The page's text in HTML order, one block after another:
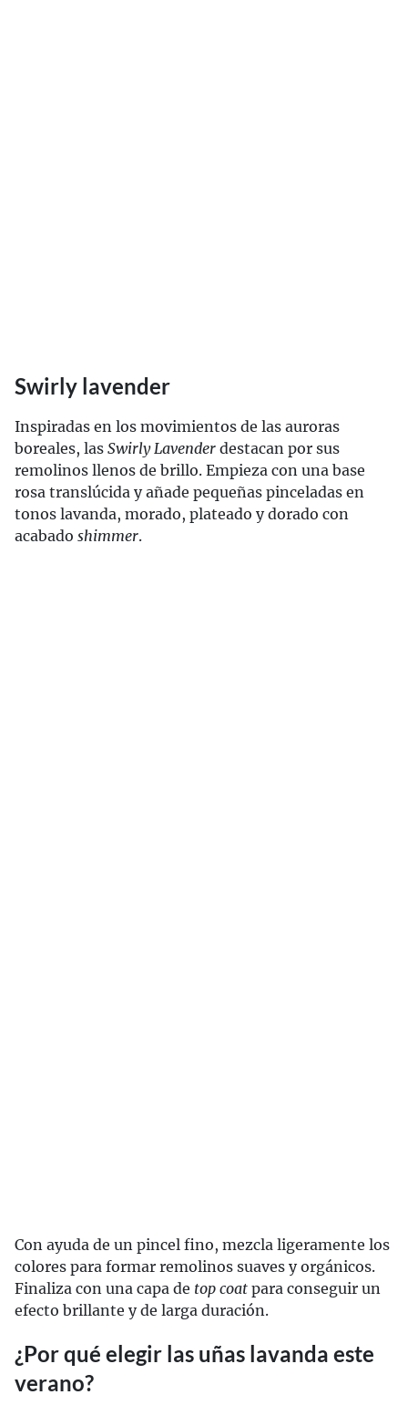
Swirly lavender
Inspiradas en los movimientos de las auroras
boreales, las Swirly Lavender destacan por sus
remolinos llenos de brillo. Empieza con una base
rosa translúcida y añade pequeñas pinceladas en
tonos lavanda, morado, plateado y dorado con
acabado shimmer.
Con ayuda de un pincel fino, mezcla ligeramente los
colores para formar remolinos suaves y orgánicos.
Finaliza con una capa de top coat para conseguir un
efecto brillante y de larga duración.
¿Por qué elegir las uñas lavanda este
verano?